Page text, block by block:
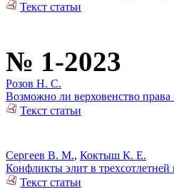
Текст статьи
№ 1-2023
Розов Н. С.
Возможно ли верховенство права
Текст статьи
Сергеев В. М., Коктыш К. Е.
Конфликты элит в
Текст статьи